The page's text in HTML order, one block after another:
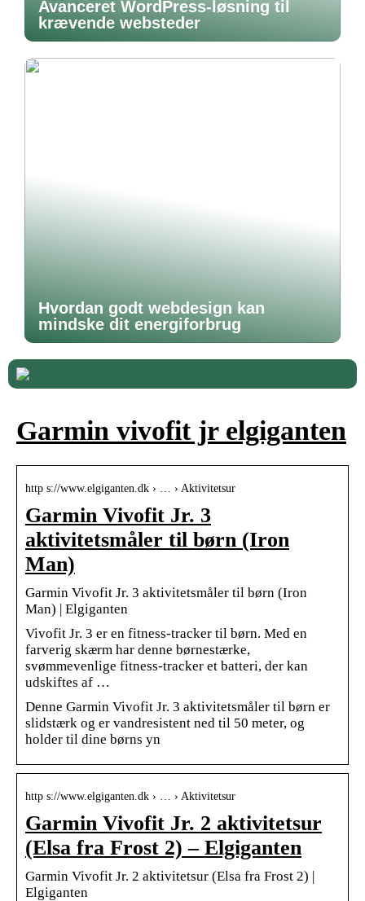
Avanceret WordPress-løsning til
krævende websteder
Hvordan godt webdesign kan
mindske dit energiforbrug
Garmin vivofit jr elgiganten
http s://www.elgiganten.dk › … › Aktivitetsur
Garmin Vivofit Jr. 3
aktivitetsmåler til børn (Iron
Man)
Garmin Vivofit Jr. 3 aktivitetsmåler til børn (Iron
Man) | Elgiganten
Vivofit Jr. 3 er en fitness-tracker til børn. Med en
farverig skærm har denne børnestærke,
svømmevenlige fitness-tracker et batteri, der kan
udskiftes af …
Denne Garmin Vivofit Jr. 3 aktivitetsmåler til børn er
slidstærk og er vandresistent ned til 50 meter, og
holder til dine børns yn
http s://www.elgiganten.dk › … › Aktivitetsur
Garmin Vivofit Jr. 2 aktivitetsur
(Elsa fra Frost 2) – Elgiganten
Garmin Vivofit Jr. 2 aktivitetsur (Elsa fra Frost 2) |
Elgiganten